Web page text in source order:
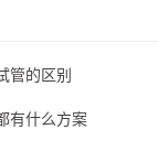
管的区别
有什么方案